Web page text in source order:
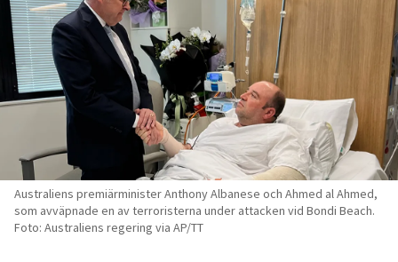
Australiens premiärminister Anthony Albanese och Ahmed al Ahmed,
som avväpnade en av terroristerna under attacken vid Bondi Beach.
Foto: Australiens regering via AP/TT